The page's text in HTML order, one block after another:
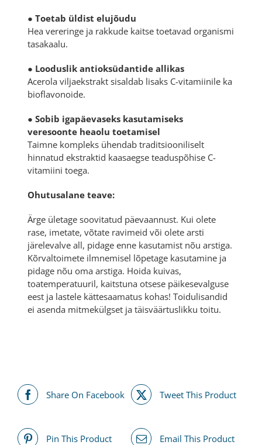
● Toetab üldist elujõudu
Hea vereringe ja rakkude kaitse toetavad organismi
tasakaalu.
● Looduslik antioksüdantide allikas
Acerola viljaekstrakt sisaldab lisaks C-vitamiinile ka
bioflavonoide.
● Sobib igapäevaseks kasutamiseks
veresoonte heaolu toetamisel
Taimne kompleks ühendab traditsiooniliselt
hinnatud ekstraktid kaasaegse teaduspõhise C-
vitamiini toega.
Ohutusalane teave:
Ärge ületage soovitatud päevaannust. Kui olete
rase, imetate, võtate ravimeid või olete arsti
järelevalve all, pidage enne kasutamist nõu arstiga.
Kõrvaltoimete ilmnemisel lõpetage kasutamine ja
pidage nõu oma arstiga. Hoida kuivas,
toatemperatuuril, kaitstuna otsese päikesevalguse
eest ja lastele kättesaamatus kohas! Toidulisandid
ei asenda mitmekülgset ja täisväärtuslikku toitu.
Share On Facebook Tweet This Product
Pin This Product Email This Product